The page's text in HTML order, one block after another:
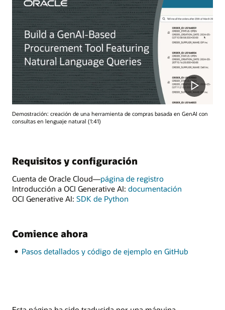
Demostración: creación de una herramienta de compras basada en GenAI con
consultas en lenguaje natural (1:41)
Requisitos y configuración
Cuenta de Oracle Cloud—página de registro
Introducción a OCI Generative AI: documentación
OCI Generative AI: SDK de Python
Comience ahora
Pasos detallados y código de ejemplo en GitHub